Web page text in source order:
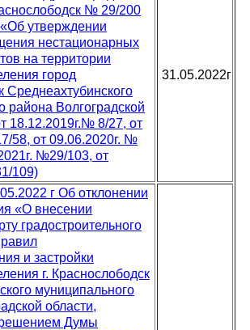
№ 29/200
утверждении
нестационарных
на территории
город
Среднеахтубинского
района Волгоградской
18.12.2019г.№ 8/27, от
58, от 09.06.2020г. №
№29/103, от
109)
31.05.2022г
г Об отклонении
«О внесении
градостроительного
и застройки
г. Краснослободск
муниципального
области,
Думы